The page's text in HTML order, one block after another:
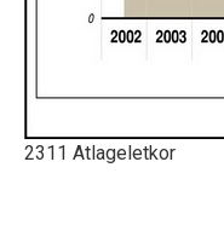
2311 Atlageletkor